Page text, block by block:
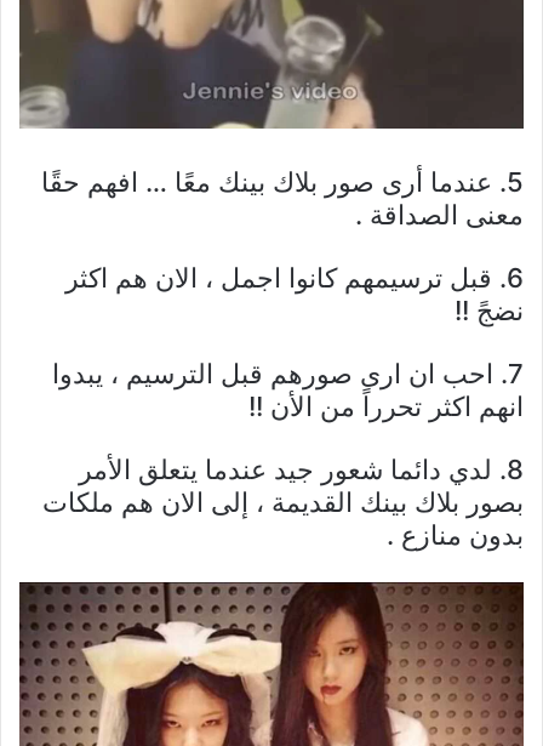
5. عندما أرى صور بلاك بينك معًا … افهم حقًا
معنى الصداقة .
6. قبل ترسيمهم كانوا اجمل ، الان هم اكثر
نضجً !!
7. احب ان ارى صورهم قبل الترسيم ، يبدوا
انهم اكثر تحرراً من الأن !!
8. لدي دائما شعور جيد عندما يتعلق الأمر
بصور بلاك بينك القديمة ، إلى الان هم ملكات
بدون منازع .